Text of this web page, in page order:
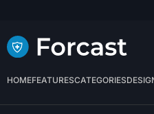
HOMEFEATURESCATEGORIES